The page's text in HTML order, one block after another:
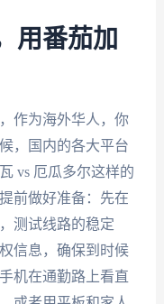
用番茄加
作为海外华人，你
，国内的各大平台
vs 厄瓜多尔这样的
前做好准备：先在
测试线路的稳定
信息，确保到时候
机在通勤路上看直